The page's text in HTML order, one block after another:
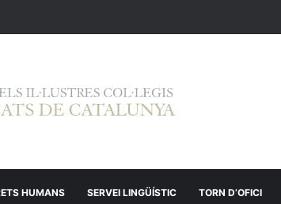
HUMANS SERVEI LINGÜÍSTIC TORN D’OFICI